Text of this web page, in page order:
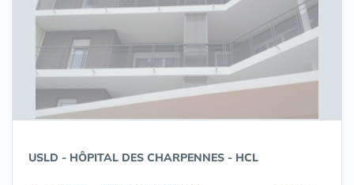
USLD - HÔPITAL DES CHARPENNES - HCL